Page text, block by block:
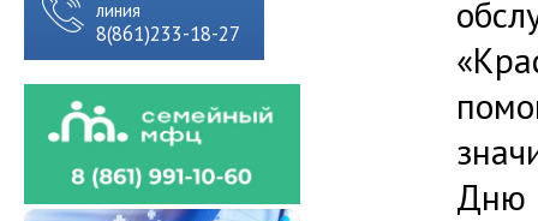
линия
8(861)233-18-27
Дню